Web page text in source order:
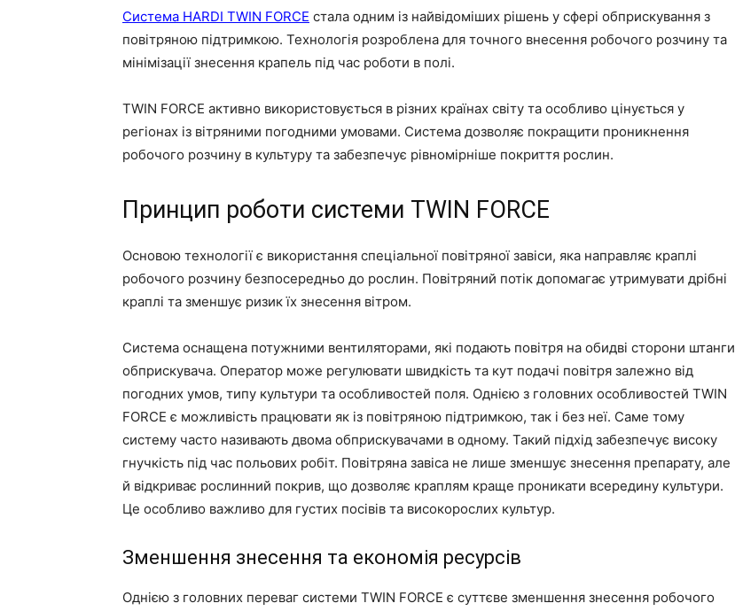
Система HARDI TWIN FORCE стала одним із найвідоміших рішень у сфері обприскування з
повітряною підтримкою. Технологія розроблена для точного внесення робочого розчину та
мінімізації знесення крапель під час роботи в полі.
TWIN FORCE активно використовується в різних країнах світу та особливо цінується у
регіонах із вітряними погодними умовами. Система дозволяє покращити проникнення
робочого розчину в культуру та забезпечує рівномірніше покриття рослин.
Принцип роботи системи TWIN FORCE
Основою технології є використання спеціальної повітряної завіси, яка направляє краплі
робочого розчину безпосередньо до рослин. Повітряний потік допомагає утримувати дрібні
краплі та зменшує ризик їх знесення вітром.
Система оснащена потужними вентиляторами, які подають повітря на обидві сторони штанги
обприскувача. Оператор може регулювати швидкість та кут подачі повітря залежно від
погодних умов, типу культури та особливостей поля. Однією з головних особливостей TWIN
FORCE є можливість працювати як із повітряною підтримкою, так і без неї. Саме тому
систему часто називають двома обприскувачами в одному. Такий підхід забезпечує високу
гнучкість під час польових робіт. Повітряна завіса не лише зменшує знесення препарату, але
й відкриває рослинний покрив, що дозволяє краплям краще проникати всередину культури.
Це особливо важливо для густих посівів та високорослих культур.
Зменшення знесення та економія ресурсів
Однією з головних переваг системи TWIN FORCE є суттєве зменшення знесення робочого